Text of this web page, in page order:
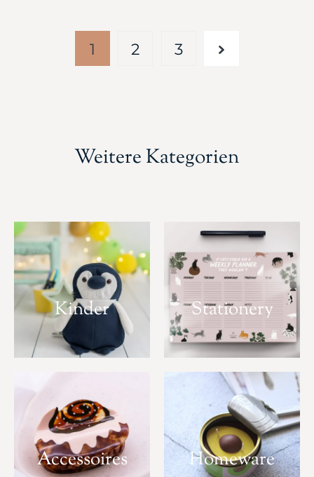
1 2 3
Weitere Kategorien
Kinder Stationery
Accessoires Homeware